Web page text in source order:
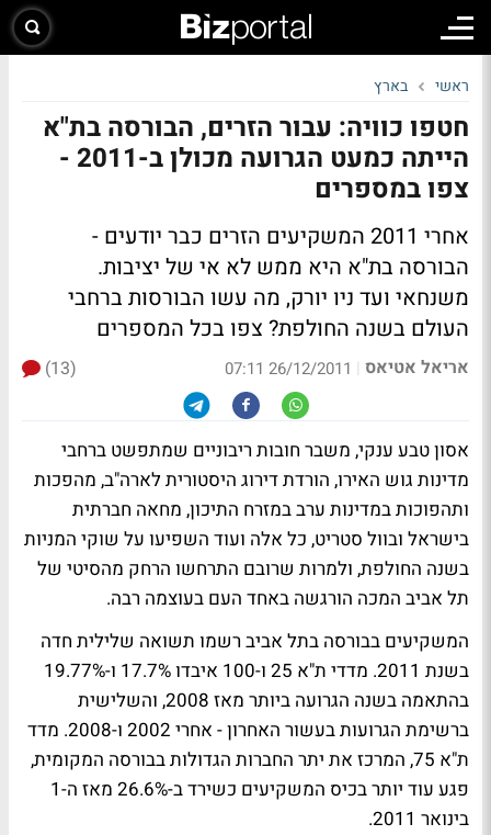
ראשי בארץ
חטפו כוויה: עבור הזרים, הבורסה בת"א
הייתה כמעט הגרועה מכולן ב-2011 -
צפו במספרים
אחרי 2011 המשקיעים הזרים כבר יודעים -
הבורסה בת"א היא ממש לא אי של יציבות.
משנחאי ועד ניו יורק, מה עשו הבורסות ברחבי
העולם בשנה החולפת? צפו בכל המספרים
אריאל אטיאס |
26/12/2011 07:11
(13)
אסון טבע ענקי, משבר חובות ריבוניים שמתפשט ברחבי
מדינות גוש האירו, הורדת דירוג היסטורית לארה"ב, מהפכות
ותהפוכות במדינות ערב במזרח התיכון, מחאה חברתית
בישראל ובוול סטריט, כל אלה ועוד השפיעו על שוקי המניות
בשנה החולפת, ולמרות שרובם התרחשו הרחק מהסיטי של
תל אביב המכה הורגשה באחד העם בעוצמה רבה.
המשקיעים בבורסה בתל אביב רשמו תשואה שלילית חדה
בשנת 2011. מדדי ת"א 25 ו-100 איבדו 17.7% ו-19.77%
בהתאמה בשנה הגרועה ביותר מאז 2008, והשלישית
ברשימת הגרועות בעשור האחרון - אחרי 2002 ו-2008. מדד
ת"א 75, המרכז את יתר החברות הגדולות בבורסה המקומית,
פגע עוד יותר בכיס המשקיעים כשירד ב-26.6% מאז ה-1
בינואר 2011.